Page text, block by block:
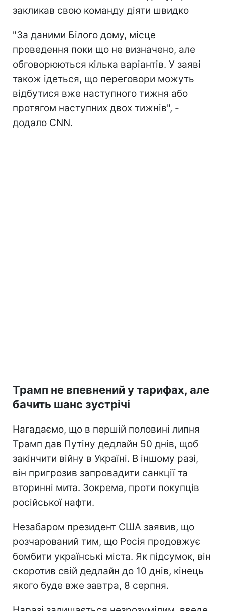
закликав свою команду діяти швидко
"За даними Білого дому, місце
проведення поки що не визначено, але
обговорюються кілька варіантів. У заяві
також ідеться, що переговори можуть
відбутися вже наступного тижня або
протягом наступних двох тижнів", -
додало CNN.
Трамп не впевнений у тарифах, але
бачить шанс зустрічі
Нагадаємо, що в першій половині липня
Трамп дав Путіну дедлайн 50 днів, щоб
закінчити війну в Україні. В іншому разі,
він пригрозив запровадити санкції та
вторинні мита. Зокрема, проти покупців
російської нафти.
Незабаром президент США заявив, що
розчарований тим, що Росія продовжує
бомбити українські міста. Як підсумок, він
скоротив свій дедлайн до 10 днів, кінець
якого буде вже завтра, 8 серпня.